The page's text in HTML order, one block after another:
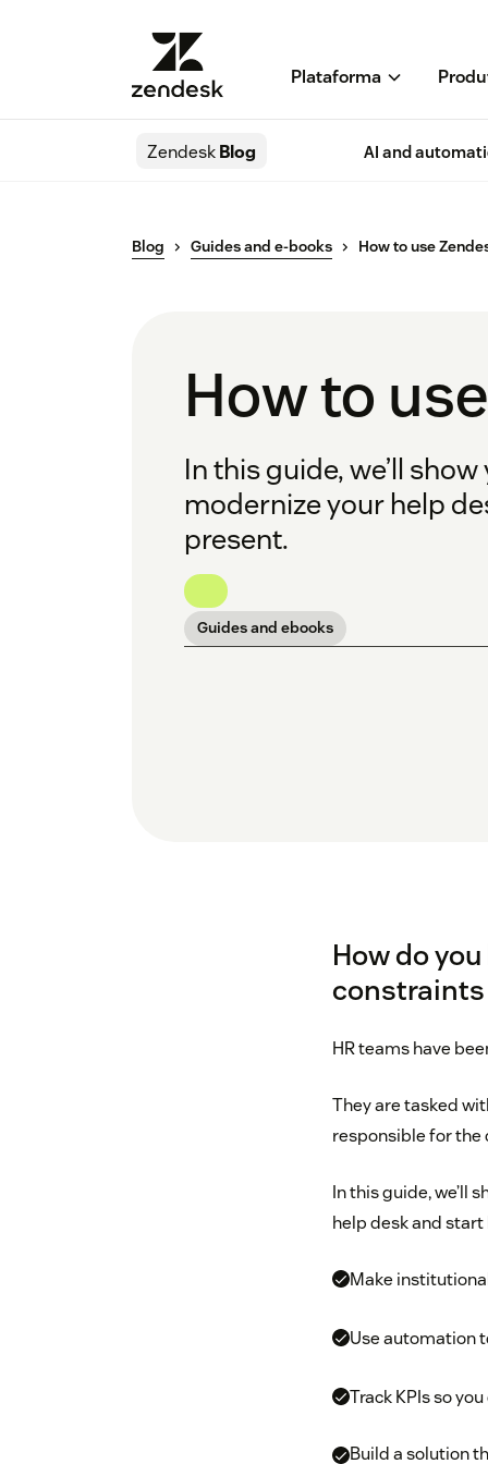
Plataforma
ZendeskBlog AI and
Blog Guides and e-books How to use
How to
In this guide, we’ll
modernize your help
present.
Guides and ebooks
How do
constraints
HR teams have
They are tasked
responsible for the
In this guide, we’ll
help desk and
Make
Use automation
Track KPIs so
Build a solution